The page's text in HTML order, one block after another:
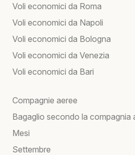
Voli economici da Roma
Voli economici da Napoli
Voli economici da Bologna
Voli economici da Venezia
Voli economici da Bari
Compagnie aeree
Bagaglio secondo la compagnia
Mesi
Settembre